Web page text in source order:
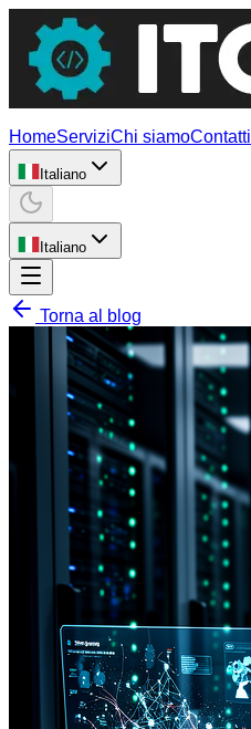
HomeServiziChi siamoContatti
Italiano
Italiano
Torna al blog